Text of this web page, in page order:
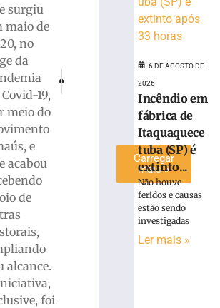
surgiu
maio de
no
da
19,
meio do
e
acabou
de
alcance.
foi
Prefeitura de Brusque lamenta
PM ATUALIZA: Perseguição termina em
músico
mais
Carregar
mais »
6 DE AGOSTO DE
2026
Incêndio em
fábrica de
Itaquaquece
tuba (SP) é
extinto...
Não houve
feridos e causas
estão sendo
investigadas
Ler mais »